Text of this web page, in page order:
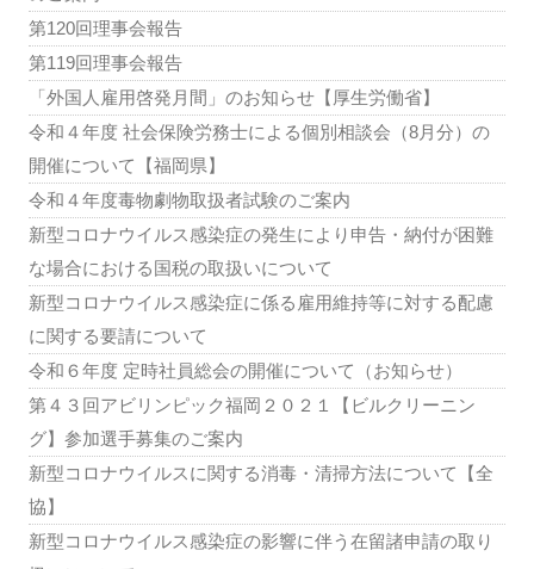
第120回理事会報告
第119回理事会報告
「外国人雇用啓発月間」のお知らせ【厚生労働省】
令和４年度 社会保険労務士による個別相談会（8月分）の
開催について【福岡県】
令和４年度毒物劇物取扱者試験のご案内
新型コロナウイルス感染症の発生により申告・納付が困難
な場合における国税の取扱いについて
新型コロナウイルス感染症に係る雇用維持等に対する配慮
に関する要請について
令和６年度 定時社員総会の開催について（お知らせ）
第４３回アビリンピック福岡２０２１【ビルクリーニン
グ】参加選手募集のご案内
新型コロナウイルスに関する消毒・清掃方法について【全
協】
新型コロナウイルス感染症の影響に伴う在留諸申請の取り